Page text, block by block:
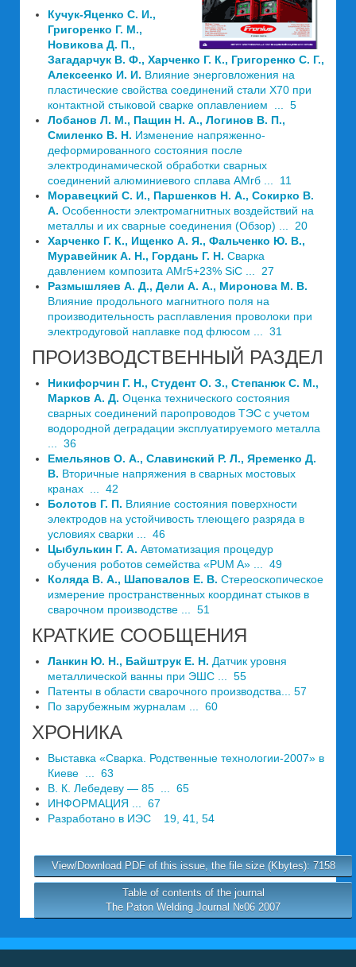
Кучук-Яценко С. И.,
Григоренко Г. М.,
Новикова Д. П.,
Загадарчук В. Ф., Харченко Г. К., Григоренко С. Г.,
Алексеенко И. И. Влияние энерговложения на
пластические свойства соединений стали Х70 при
контактной стыковой сварке оплавлением ... 5
Лобанов Л. М., Пащин Н. А., Логинов В. П.,
Смиленко В. Н. Изменение напряженно-
деформированного состояния после
электродинамической обработки сварных
соединений алюминиевого сплава АМгб ... 11
Моравецкий С. И., Паршенков Н. А., Сокирко В.
А. Особенности электромагнитных воздействий на
металлы и их сварные соединения (Обзор) ... 20
Харченко Г. К., Ищенко А. Я., Фальченко Ю. В.,
Муравейник А. Н., Гордань Г. Н. Сварка
давлением композита АМг5+23% SiC ... 27
Размышляев А. Д., Дели А. А., Миронова М. В.
Влияние продольного магнитного поля на
производительность расплавления проволоки при
электродуговой наплавке под флюсом ... 31
ПРОИЗВОДСТВЕННЫЙ РАЗДЕЛ
Никифорчин Г. Н., Студент О. З., Степанюк С. М.,
Марков A. Д. Оценка технического состояния
сварных соединений паропроводов ТЭС с учетом
водородной деградации эксплуатируемого металла
... 36
Емельянов О. А., Славинский Р. Л., Яременко Д.
В. Вторичные напряжения в сварных мостовых
кранах ... 42
Болотов Г. П. Влияние состояния поверхности
электродов на устойчивость тлеющего разряда в
условиях сварки ... 46
Цыбулькин Г. А. Автоматизация процедур
обучения роботов семейства «PUM A» ... 49
Коляда В. А., Шаповалов Е. В. Стереоскопическое
измерение пространственных координат стыков в
сварочном производстве ... 51
КРАТКИЕ СООБЩЕНИЯ
Ланкин Ю. Н., Байштрук Е. Н. Датчик уровня
металлической ванны при ЭШС ... 55
Патенты в области сварочного производства... 57
По зарубежным журналам ... 60
ХРОНИКА
Выставка «Сварка. Родственные технологии-2007» в
Киеве ... 63
B. К. Лебедеву — 85 ... 65
ИНФОРМАЦИЯ ... 67
Разработано в ИЭС 19, 41, 54
View/Download PDF of this issue, the file size (Kbytes): 7158
Table of contents of the journal
The Paton Welding Journal №06 2007